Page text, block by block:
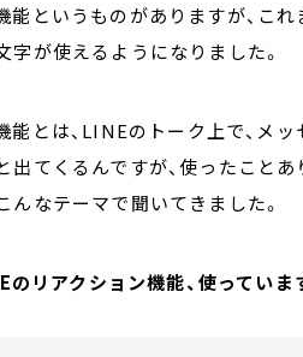
能というものがありますが、こ
字が使えるようになりました。
能とは、LINEのトーク上で、メ
出てくるんですが、使ったこと
んなテーマで聞いてきました。
リアクション機能、使っていま